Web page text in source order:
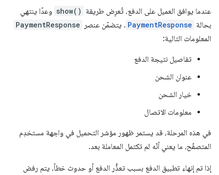
عندما يوافق العميل على الدفع، تُعرِض طريقة show() وعدًا ينتهي
بحالة PaymentResponse . يتضمّن عنصر PaymentResponse
المعلومات التالية:
تفاصيل نتيجة الدفع
عنوان الشحن
خيار الشحن
معلومات الاتصال
في هذه المرحلة، قد يستمر ظهور مؤشر التحميل في واجهة مستخدِم
المتصفّح، ما يعني أنّه لم تكتمل المعاملة بعد.
إذا تم إنهاء تطبيق الدفع بسبب تعذُّر الدفع أو حدوث خطأ، يتم رفض